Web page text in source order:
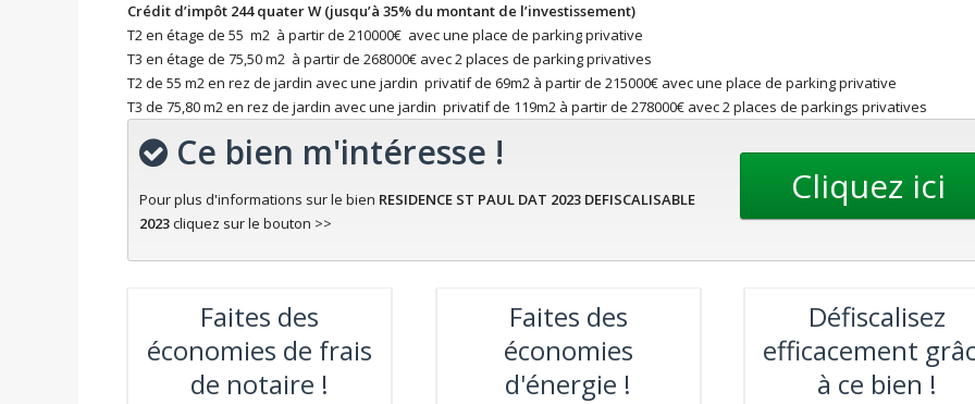
Crédit d’impôt 244 quater W (jusqu’à 35% du montant de l’investissement)
T2 en étage de 55 m2 à partir de 210000€ avec une place de parking privative
T3 en étage de 75,50 m2 à partir de 268000€ avec 2 places de parking privatives
T2 de 55 m2 en rez de jardin avec une jardin privatif de 69m2 à partir de 215000€ avec une place de parking privative
T3 de 75,80 m2 en rez de jardin avec une jardin privatif de 119m2 à partir de 278000€ avec 2 places de parkings privatives
Ce bien m'intéresse !
Pour plus d'informations sur le bien RESIDENCE ST PAUL DAT 2023 DEFISCALISABLE
2023cliquez sur le bouton >>
Faites des
économies de frais
de notaire !
Faites des
économies
d'énergie !
Défiscalisez
efficacement
à ce bien !